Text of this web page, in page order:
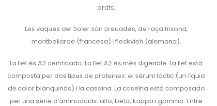
prats.
Les vaques del Soler són creuades, de raça frisona,
montbeliarde (francesa) i fleckvieh (alemana).
La llet és A2 certificada. La llet A2 és més digerible. La llet està
composta per dos tipus de proteïnes: el sèrum làctic (un líquid
de color blanquinós) i la caseïna. La caseïna està composada
per una sèrie d’aminoàcids: alfa, beta, kappa i gamma. Entre